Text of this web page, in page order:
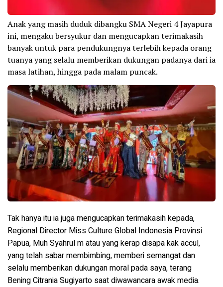
Anak yang masih duduk dibangku SMA Negeri 4 Jayapura
ini, mengaku bersyukur dan mengucapkan terimakasih
banyak untuk para pendukungnya terlebih kepada orang
tuanya yang selalu memberikan dukungan padanya dari ia
masa latihan, hingga pada malam puncak.
Tak hanya itu ia juga mengucapkan terimakasih kepada,
Regional Director Miss Culture Global Indonesia Provinsi
Papua, Muh Syahrul m atau yang kerap disapa kak accul,
yang telah sabar membimbing, memberi semangat dan
selalu memberikan dukungan moral pada saya, terang
Bening Citrania Sugiyarto saat diwawancara awak media.